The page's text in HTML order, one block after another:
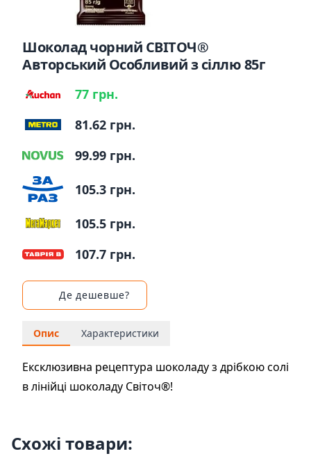
Шоколад чорний СВІТОЧ®
Авторський Особливий з сіллю 85г
77 грн.
81.62 грн.
99.99 грн.
105.3 грн.
105.5 грн.
107.7 грн.
Де дешевше?
Опис Характеристики
Ексклюзивна рецептура шоколаду з дрібкою солі
в лінійці шоколаду Світоч®!
Схожі товари: